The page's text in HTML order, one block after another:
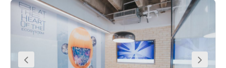
plenty of shopping opportunities. Also located in the
Azriele Center is the Azriele Observatory. Parking is
available on-site, plus this space has bike storage -
handy if you're cycling into the office. For those travelling
via public transport, the Tel Aviv Hashalom train station is
just a seven-minute walk away and there is a bus stop
right outside the door.